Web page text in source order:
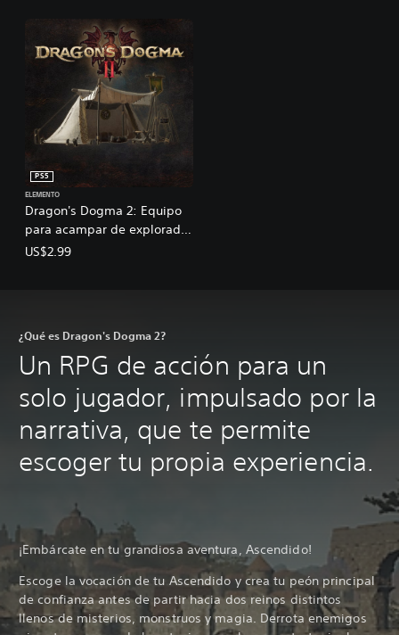
a
Dragon's Dogma 2: Equipo
para acampar de explorador
- Equipo para acampar
PS5
ELEMENTO
US$2.99
¿Qué es Dragon's Dogma 2?
Un RPG de acción para un
solo jugador, impulsado por la
narrativa, que te permite
escoger tu propia experiencia.
¡Embárcate en tu grandiosa aventura, Ascendido!
Escoge la vocación de tu Ascendido y crea tu peón principal
de confianza antes de partir hacia dos reinos distintos
llenos de misterios, monstruos y magia. Derrota enemigos